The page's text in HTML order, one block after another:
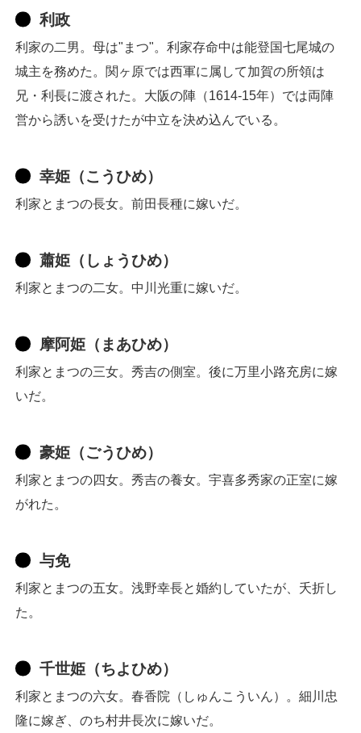
利政
利家の二男。母は"まつ"。利家存命中は能登国七尾城の
城主を務めた。関ヶ原では西軍に属して加賀の所領は
兄・利長に渡された。大阪の陣（1614-15年）では両陣
営から誘いを受けたが中立を決め込んでいる。
幸姫（こうひめ）
利家とまつの長女。前田長種に嫁いだ。
蕭姫（しょうひめ）
利家とまつの二女。中川光重に嫁いだ。
摩阿姫（まあひめ）
利家とまつの三女。秀吉の側室。後に万里小路充房に嫁
いだ。
豪姫（ごうひめ）
利家とまつの四女。秀吉の養女。宇喜多秀家の正室に嫁
がれた。
与免
利家とまつの五女。浅野幸長と婚約していたが、夭折し
た。
千世姫（ちよひめ）
利家とまつの六女。春香院（しゅんこういん）。細川忠
隆に嫁ぎ、のち村井長次に嫁いだ。